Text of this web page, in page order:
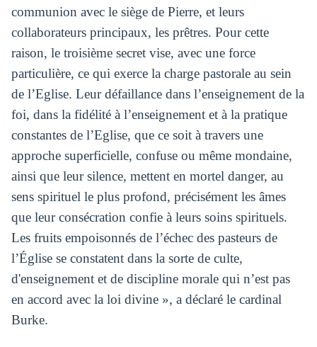
communion avec le siège de Pierre, et leurs
collaborateurs principaux, les prêtres. Pour cette
raison, le troisième secret vise, avec une force
particulière, ce qui exerce la charge pastorale au sein
de l’Eglise. Leur défaillance dans l’enseignement de la
foi, dans la fidélité à l’enseignement et à la pratique
constantes de l’Eglise, que ce soit à travers une
approche superficielle, confuse ou même mondaine,
ainsi que leur silence, mettent en mortel danger, au
sens spirituel le plus profond, précisément les âmes
que leur consécration confie à leurs soins spirituels.
Les fruits empoisonnés de l’échec des pasteurs de
l’Église se constatent dans la sorte de culte,
d'enseignement et de discipline morale qui n’est pas
en accord avec la loi divine », a déclaré le cardinal
Burke.